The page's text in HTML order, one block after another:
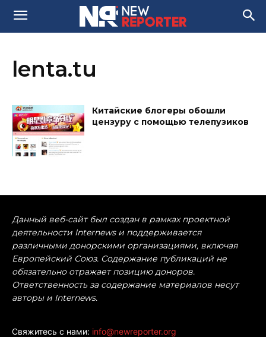
lenta.tu
Китайские блогеры обошли
цензуру с помощью телепузиков
Данный веб-сайт был создан в рамках проектной
деятельности Internews и поддерживается
различными донорскими организациями, включая
Европейский Союз. Содержание публикаций не
обязательно отражает позицию доноров.
Ответственность за содержание материалов несут
авторы и Internews.
Свяжитесь с нами: info@newreporter.org